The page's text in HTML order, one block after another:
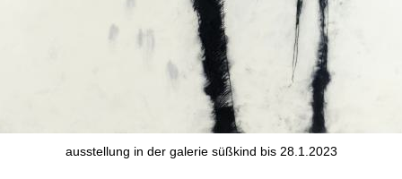
ausstellung in der galerie süßkind bis 28.1.2023